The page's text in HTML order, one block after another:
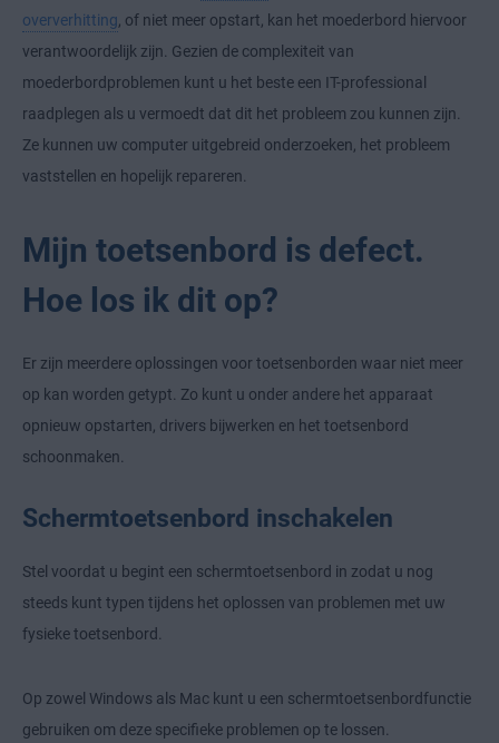
oververhitting, of niet meer opstart, kan het moederbord hiervoor
verantwoordelijk zijn. Gezien de complexiteit van
moederbordproblemen kunt u het beste een IT-professional
raadplegen als u vermoedt dat dit het probleem zou kunnen zijn.
Ze kunnen uw computer uitgebreid onderzoeken, het probleem
vaststellen en hopelijk repareren.
Mijn toetsenbord is defect.
Hoe los ik dit op?
Er zijn meerdere oplossingen voor toetsenborden waar niet meer
op kan worden getypt. Zo kunt u onder andere het apparaat
opnieuw opstarten, drivers bijwerken en het toetsenbord
schoonmaken.
Schermtoetsenbord inschakelen
Stel voordat u begint een schermtoetsenbord in zodat u nog
steeds kunt typen tijdens het oplossen van problemen met uw
fysieke toetsenbord.
Op zowel Windows als Mac kunt u een schermtoetsenbordfunctie
gebruiken om deze specifieke problemen op te lossen.